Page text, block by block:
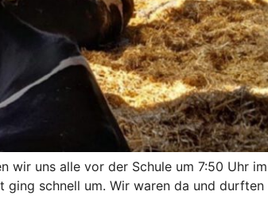
wir uns alle vor der Schule um 7:50 Uhr
schnell um. Wir waren da und